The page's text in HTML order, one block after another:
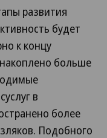
развития
будет
к концу
больше
в
более
Подобного